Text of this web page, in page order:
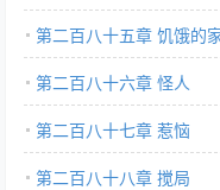
第二百八十五章 饥饿的
第二百八十六章 怪人
第二百八十七章 惹恼
第二百八十八章 搅局